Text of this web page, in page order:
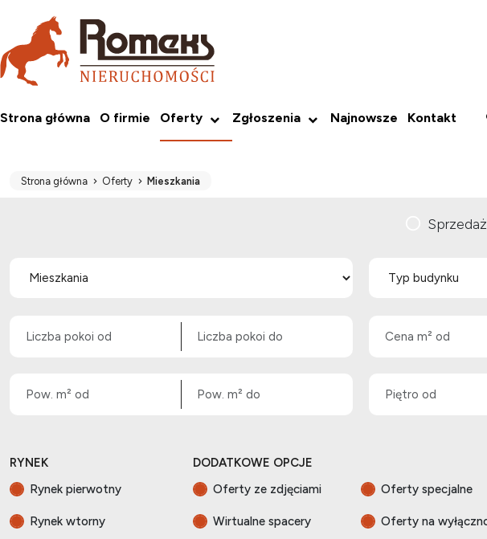
Strona główna O firmie Oferty Zgłoszenia Najnowsze Kontakt
Strona główna Oferty Mieszkania
Sprzedaż
RYNEK
Rynek pierwotny
Rynek wtorny
DODATKOWE OPCJE
Oferty ze zdjęciami
Oferty specjalne
Wirtualne spacery Oferty na